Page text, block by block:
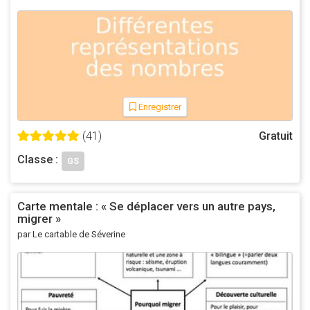
Éditeur : Dassault Systemes
© Dassault Systèmes
Enregistrer
(41)
Gratuit
Classe :
GS
Carte mentale : « Se déplacer vers un autre pays,
migrer »
par Le cartable de Séverine